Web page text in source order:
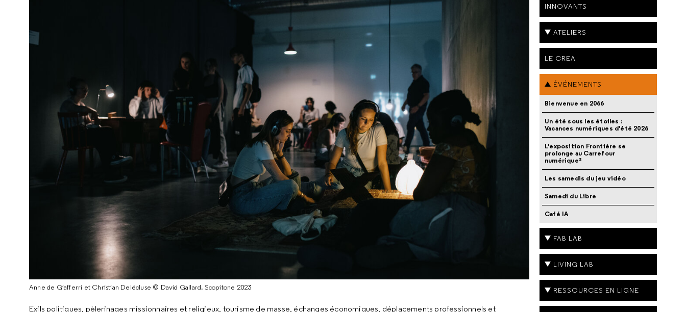
Anne de Giafferri et Christian Delécluse © David Gallard, Scopitone 2023
Exils politiques, pèlerinages missionnaires et religieux, tourisme de masse, échanges économiques, déplacements professionnels et
INNOVANTS
ATELIERS
LE CREA
ÉVÉNEMENTS
Bienvenue en 2066
Un été sous les étoiles :
Vacances numériques d'été 2026
L'exposition Frontière se
prolonge au Carrefour
numérique²
Les samedis du jeu vidéo
Samedi du Libre
Café IA
FAB LAB
LIVING LAB
RESSOURCES EN LIGNE